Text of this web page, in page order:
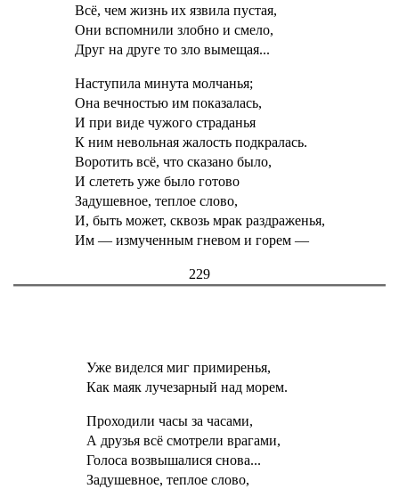
Всё, чем жизнь их язвила пустая,
Они вспомнили злобно и смело,
Друг на друге то зло вымещая...
Наступила минута молчанья;
Она вечностью им показалась,
И при виде чужого страданья
К ним невольная жалость подкралась.
Воротить всё, что сказано было,
И слететь уже было готово
Задушевное, теплое слово,
И, быть может, сквозь мрак раздраженья,
Им — измученным гневом и горем —
229
Уже виделся миг примиренья,
Как маяк лучезарный над морем.
Проходили часы за часами,
А друзья всё смотрели врагами,
Голоса возвышалися снова...
Задушевное, теплое слово,